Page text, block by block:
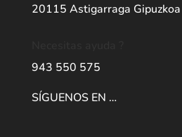
20115 Astigarraga Gipuzkoa
943 550 575
SÍGUENOS EN …